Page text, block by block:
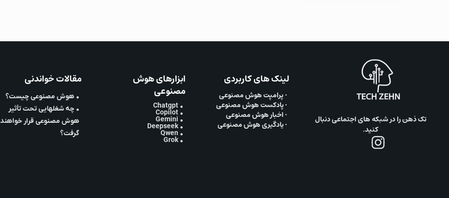
تک ذهن را در شبکه های اجتماعی دنبال
کنید.
لینک های کاربردی
• پرامپت هوش مصنوعی
• پادکست هوش مصنوعی
• اخبار هوش مصنوعی
• یادگیری هوش مصنوعی
ابزارهای هوش
مصنوعی
• Chatgpt
• Copilot
• Gemini
• Deepseek
• Qwen
• Grok
مقالات خواندنی
• هوش مصنوعی چیست؟
• چه شغلهایی تحت تأثیر
هوش مصنوعی قرار خواهند
گرفت؟